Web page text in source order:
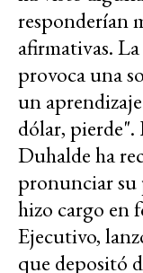
responderían
afirmativas.
provoca una
un
dólar, pierde".
Duhalde ha
pronunciar su
hizo cargo en
Ejecutivo,
que depositó